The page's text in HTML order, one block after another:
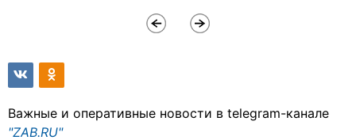
Важные и оперативные новости в telegram-канале
"ZAB.RU"